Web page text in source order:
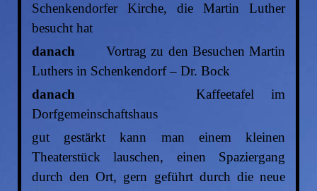
Schenkendorfer Kirche, die Martin Luther
besucht hat
danach
Vortrag zu den Besuchen Martin
Luthers in Schenkendorf – Dr. Bock
danach
Kaffeetafel im
Dorfgemeinschaftshaus
gut gestärkt kann man einem kleinen
Theaterstück lauschen, einen Spaziergang
durch den Ort, gern geführt durch die neue